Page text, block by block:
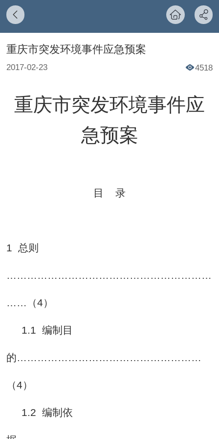
重庆市突发环境事件应急预案
2017-02-23 4518
重庆市突发环境事件应
急预案
目 录
1 总则
……………………………………………………
……（4）
1.1 编制目
的………………………………………………
（4）
1.2 编制依